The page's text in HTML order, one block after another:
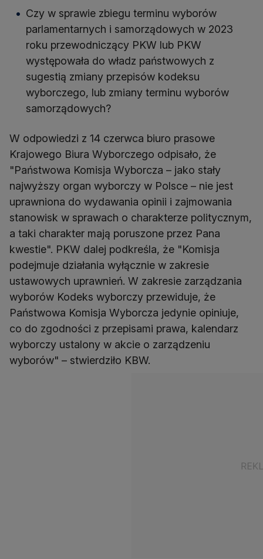
Czy w sprawie zbiegu terminu wyborów
parlamentarnych i samorządowych w 2023
roku przewodniczący PKW lub PKW
występowała do władz państwowych z
sugestią zmiany przepisów kodeksu
wyborczego, lub zmiany terminu wyborów
samorządowych?
W odpowiedzi z 14 czerwca biuro prasowe
Krajowego Biura Wyborczego odpisało, że
"Państwowa Komisja Wyborcza – jako stały
najwyższy organ wyborczy w Polsce – nie jest
uprawniona do wydawania opinii i zajmowania
stanowisk w sprawach o charakterze politycznym,
a taki charakter mają poruszone przez Pana
kwestie". PKW dalej podkreśla, że "Komisja
podejmuje działania wyłącznie w zakresie
ustawowych uprawnień. W zakresie zarządzania
wyborów Kodeks wyborczy przewiduje, że
Państwowa Komisja Wyborcza jedynie opiniuje,
co do zgodności z przepisami prawa, kalendarz
wyborczy ustalony w akcie o zarządzeniu
wyborów" – stwierdziło KBW.